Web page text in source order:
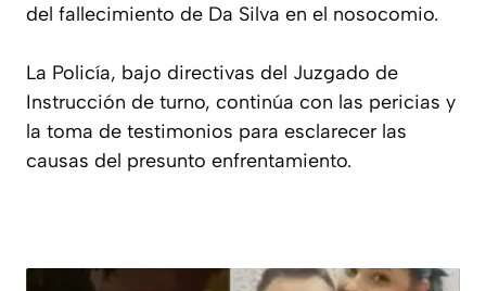
del fallecimiento de Da Silva en el nosocomio.
La Policía, bajo directivas del Juzgado de
Instrucción de turno, continúa con las pericias y
la toma de testimonios para esclarecer las
causas del presunto enfrentamiento.